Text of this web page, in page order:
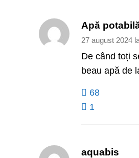
Apă
27 august 2024
De când toți
beau apă de
68
1
aquabis